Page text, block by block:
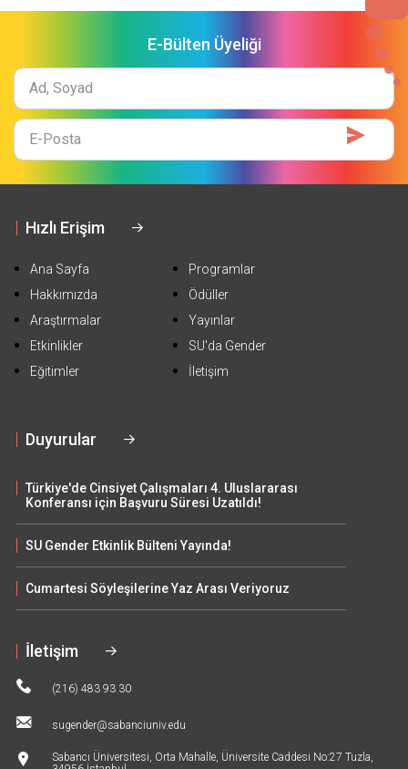
E-Bülten Üyeliği
Ad
Soyad
E-
Mail
Hızlı Erişim
Ana Sayfa
Hakkımızda
Araştırmalar
Etkinlikler
Eğitimler
Programlar
Ödüller
Yayınlar
SU'da Gender
İletişim
Duyurular
Türkiye'de Cinsiyet Çalışmaları 4. Uluslararası
Konferansı için Başvuru Süresi Uzatıldı!
SU Gender Etkinlik Bülteni Yayında!
Cumartesi Söyleşilerine Yaz Arası Veriyoruz
İletişim
(216) 483 93 30
sugender@sabanciuniv.edu
Sabancı Üniversitesi, Orta Mahalle, Üniversite Caddesi No:27 Tuzla,